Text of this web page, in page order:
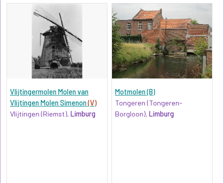
Vlijtingermolen Molen van
Vlijtingen Molen Simenon(V)
Vlijtingen (Riemst), Limburg
Motmolen (B)
Tongeren (Tongeren-
Borgloon),Limburg